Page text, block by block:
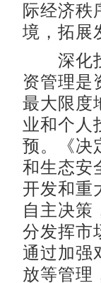
际经济秩
境，拓展
深化投
资管理是
最大限度
业和个人
预。《决
和生态安
开发和重
自主决策
分发挥市
通过加强
放等管理